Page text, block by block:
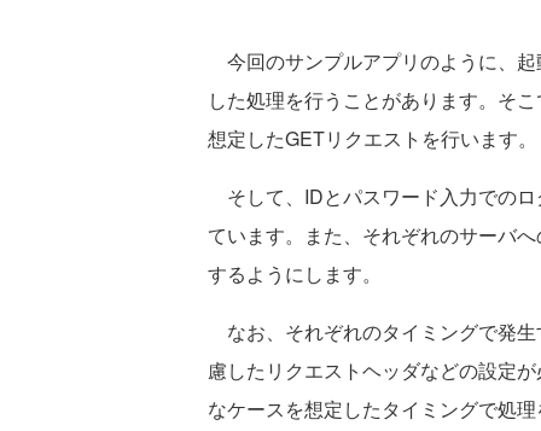
今回のサンプルアプリのように、
した処理を行うことがあります。そ
想定したGETリクエストを行います。
そして、IDとパスワード入力での
ています。また、それぞれのサーバ
するようにします。
なお、それぞれのタイミングで発
慮したリクエストヘッダなどの設定
なケースを想定したタイミングで処